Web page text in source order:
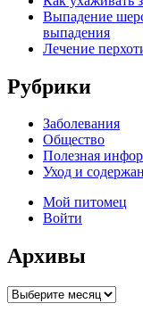
Выпадение
выпадения
Лечение
Рубрики
Заболевания
Общество
Полезная
Уход и
Мой питомец
Войти
Архивы
Архивы